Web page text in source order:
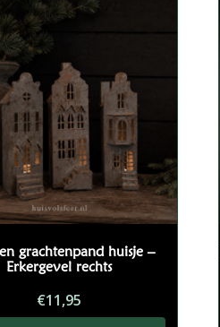
grachtenpand huisje –
Erkergevel rechts
€11,95